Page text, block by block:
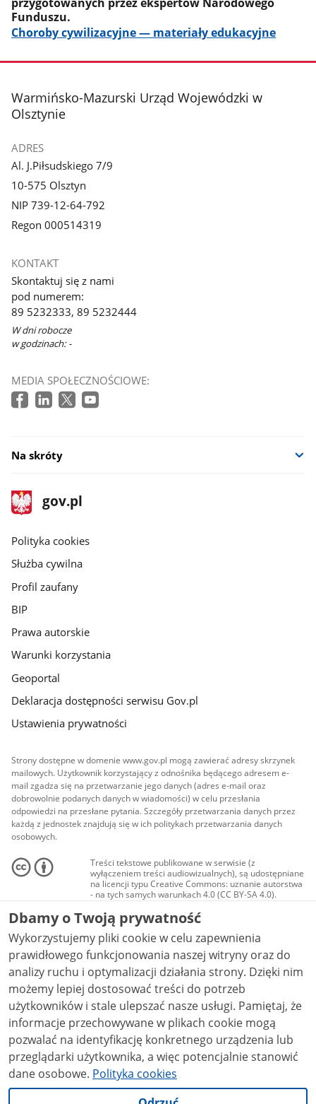
Funduszu.
Choroby cywilizacyjne — materiały edukacyjne
stopka
Warmińsko-Mazurski Urząd Wojewódzki w
Olsztynie
ADRES
Al. J.Piłsudskiego 7/9
10-575 Olsztyn
NIP 739-12-64-792
Regon 000514319
KONTAKT
Skontaktuj się z nami
pod numerem:
89 5232333, 89 5232444
W dni robocze
w godzinach: -
MEDIA SPOŁECZNOŚCIOWE:
Na skróty
stopka
gov.pl
Strona
gov.pl
gov.pl
Polityka cookies
Służba cywilna
Profil zaufany
BIP
Prawa autorskie
Warunki korzystania
Geoportal
Deklaracja dostępności serwisu Gov.pl
Ustawienia prywatności
Strony dostępne w domenie www.gov.pl mogą zawierać adresy skrzynek
mailowych. Użytkownik korzystający z odnośnika będącego adresem e-
mail zgadza się na przetwarzanie jego danych (adres e-mail oraz
dobrowolnie podanych danych w wiadomości) w celu przesłania
odpowiedzi na przesłane pytania. Szczegóły przetwarzania danych przez
każdą z jednostek znajdują się w ich politykach przetwarzania danych
osobowych.
Treści tekstowe publikowane w serwisie (z
wyłączeniem treści audiowizualnych), są udostępniane
na licencji typu Creative Commons: uznanie autorstwa
- na tych samych warunkach 4.0 (CC BY-SA 4.0).
Materiały audiowizualne, w tym zdjęcia, materiały
audio i wideo, są udostępniane na licencji typu
Creative Commons: uznanie autorstwa użycie
niekomercyjne - bez utworów zależnych 4.0 (CC BY-
NC-ND 4.0), o ile nie jest to stwierdzone inaczej.
Dbamy o Twoją prywatność
Wykorzystujemy pliki cookie w celu zapewnienia
prawidłowego funkcjonowania naszej witryny oraz do
analizy ruchu i optymalizacji działania strony. Dzięki nim
możemy lepiej dostosować treści do potrzeb
użytkowników i stale ulepszać nasze usługi. Pamiętaj, że
informacje przechowywane w plikach cookie mogą
pozwalać na identyfikację konkretnego urządzenia lub
przeglądarki użytkownika, a więc potencjalnie stanowić
dane osobowe. Polityka cookies